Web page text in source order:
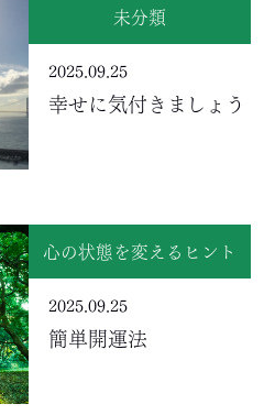
未分類
2025.09.25
幸せに気付きましょう
心の状態を変えるヒント
2025.09.25
簡単開運法